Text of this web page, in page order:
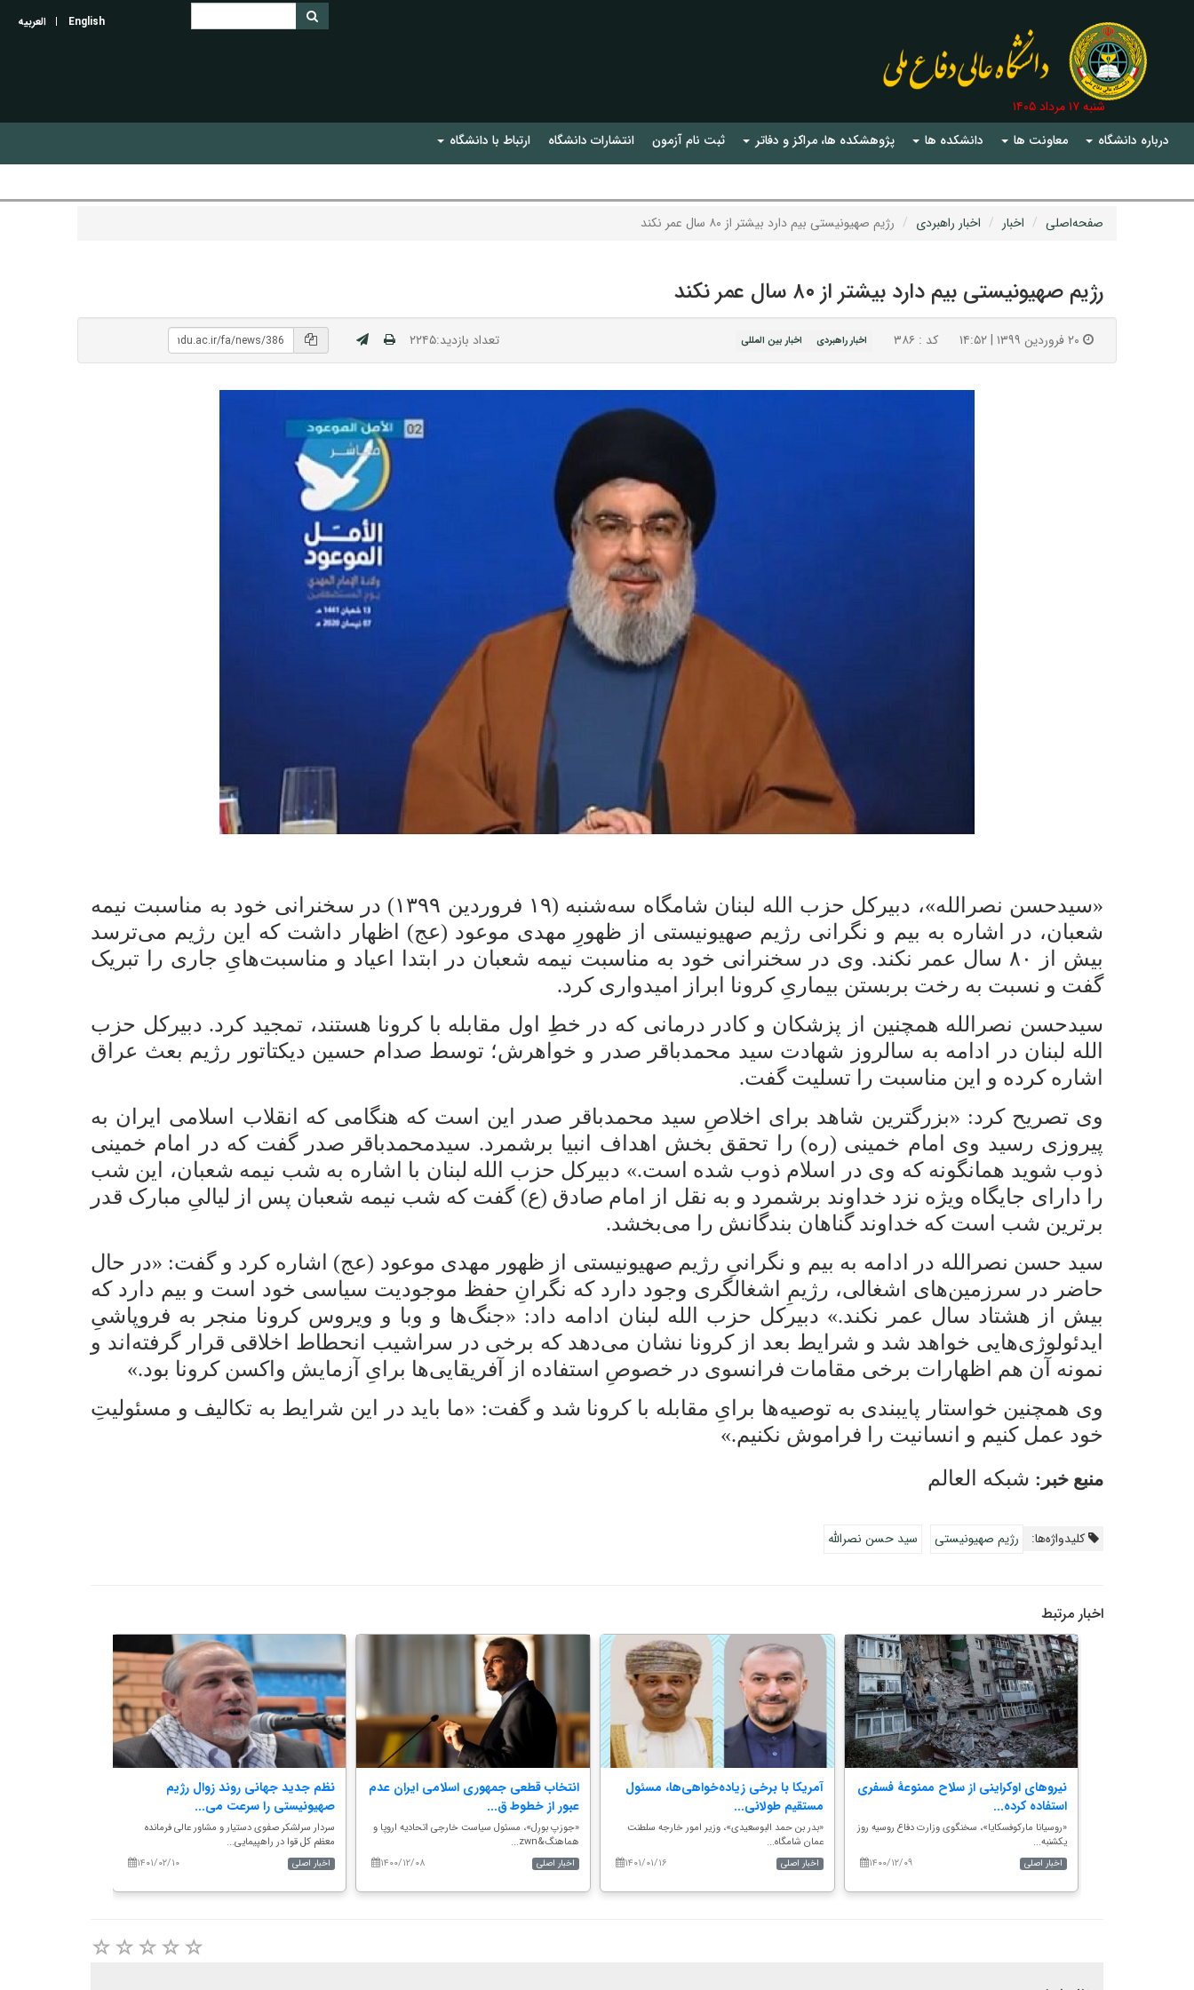
English العربیه
درباره دانشگاه معاونت ها دانشکده ها پژوهشکده ها، مراکز و دفاتر ثبت نام آزمون انتشارات دانشگاه ارتباط با دانشگاه
شنبه ۱۷ مرداد ۱۴۰۵
صفحه‌اصلی اخبار اخبار راهبردی رژیم صهیونیستی بیم دارد بیشتر از ۸۰ سال عمر نکند
رژیم صهیونیستی بیم دارد بیشتر از ۸۰ سال عمر نکند
کد : ۳۸۶ اخبار راهبردی اخبار بین المللی تعداد بازدید:۲۲۴۵
«سیدحسن نصرالله»، دبیرکل حزب الله لبنان شامگاه سه‌شنبه (۱۹ فروردین ۱۳۹۹) در سخنرانی خود به مناسبت نیمه
شعبان، در اشاره به بیم و نگرانی رژیم صهیونیستی از ظهورِ مهدی موعود (عج) اظهار داشت که این رژیم می‌ترسد
بیش از
سال عمر نکند. وی در سخنرانی خود به مناسبت نیمه شعبان در ابتدا اعیاد و مناسبت‌هایِ جاری را تبریک
گفت و نسبت به رخت بربستن بیماریِ کرونا ابراز امیدواری کرد.
سیدحسن نصرالله همچنین از پزشکان و کادر درمانی که در خطِ اول مقابله با کرونا هستند، تمجید کرد. دبیرکل حزب
الله لبنان در ادامه به سالروز شهادت سید محمدباقر صدر و خواهرش؛ توسط صدام حسین دیکتاتور رژیم بعث عراق
اشاره کرده و این مناسبت را تسلیت گفت.
وی تصریح کرد: «بزرگترین شاهد برای اخلاصِ سید محمدباقر صدر این است که هنگامی که انقلاب اسلامی ایران به
پیروزی رسید وی امام خمینی (ره) را تحقق بخش اهداف انبیا برشمرد. سیدمحمدباقر صدر گفت که در امام خمینی
ذوب شوید همانگونه که وی در اسلام ذوب شده است.» دبیرکل حزب الله لبنان با اشاره به شب نیمه شعبان، این شب
را دارای جایگاه ویژه نزد خداوند برشمرد و به نقل از امام صادق (ع) گفت که شب نیمه شعبان پس از لیالیِ مبارک قدر
برترین شب است که خداوند گناهان بندگانش را
می‌بخشد.
سید حسن نصرالله در ادامه به بیم و نگرانیِ رژیم صهیونیستی از ظهور مهدی موعود (عج) اشاره کرد و گفت: «در حال
حاضر در سرزمین‌های اشغالی، رژیمِ اشغالگری وجود دارد که نگرانِ حفظ موجودیت سیاسی خود است و بیم دارد که
بیش از هشتاد سال عمر نکند.» دبیرکل حزب الله لبنان ادامه داد: «جنگ‌ها و وبا و ویروس کرونا منجر به فروپاشیِ
ایدئولوژی‌هایی خواهد شد و شرایط بعد از کرونا نشان می‌دهد که برخی در سراشیب انحطاط اخلاقی قرار گرفته‌اند و
نمونه آن هم اظهارات برخی مقامات فرانسوی در خصوصِ استفاده از آفریقایی‌ها برایِ آزمایش واکسن کرونا بود.»
وی همچنین خواستار پایبندی به توصیه‌ها برایِ مقابله با کرونا شد و گفت: «ما باید در این شرایط به تکالیف و مسئولیتِ
خود عمل کنیم و انسانیت را فراموش نکنیم.»
منبع خبر: شبکه العالم
کلیدواژه‌ها: رژیم صهیونیستی سید حسن نصرالله
اخبار مرتبط
نظم جدید جهانی روند زوال رژیم
صهیونیستی را سرعت می...
سردار سرلشکر صفوی دستیار و مشاور عالی فرمانده
معظم کل قوا در راهپیمایی...
۱۴۰۱/۰۲/۱۰
اخبار اصلی
انتخاب قطعی جمهوری اسلامی ایران عدم
عبور از خطوط ق...
«جوزپ بورِل»، مسئول سیاست خارجی اتحادیه اروپا و
هماهنگ&zwn...
۱۴۰۰/۱۲/۰۸
اخبار اصلی
آمریکا با برخی زیاده‌خواهی‌ها، مسئول
مستقیم طولانی...
«بدر بن حمد البوسعیدی»، وزیر امور خارجه سلطنت
عمان شامگاه...
۱۴۰۱/۰۱/۱۶
اخبار اصلی
نیروهای اوکراینی از سلاح ممنوعۀ فسفری
استفاده کرده...
«روسیانا مارکوفسکایا»، سخنگوی وزارت دفاع روسیه روز
یکشنبه...
۱۴۰۰/۱۲/۰۹
اخبار اصلی